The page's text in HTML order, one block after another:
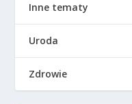
Inne tematy
Uroda
Zdrowie